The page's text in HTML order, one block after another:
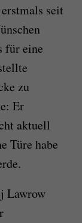
seit
für eine
zu
Er
aktuell
Türe habe
Lawrow